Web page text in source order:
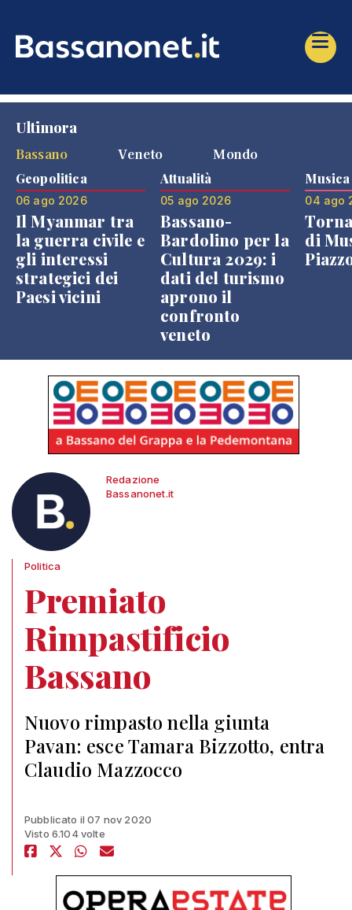
Ultimora
Bassano
Veneto Mondo
Geopolitica
06 ago 2026
Il Myanmar tra
la guerra civile e
gli interessi
strategici dei
Paesi vicini
Attualità
05 ago 2026
Bassano-
Bardolino per la
Cultura 2029: i
dati del turismo
aprono il
confronto
veneto
Musica
04 ago
di
Redazione
Bassanonet.it
Politica
Premiato
Rimpastificio
Bassano
Nuovo rimpasto nella giunta
Pavan: esce Tamara Bizzotto, entra
Claudio Mazzocco
Pubblicato il 07 nov 2020
Visto 6.104 volte